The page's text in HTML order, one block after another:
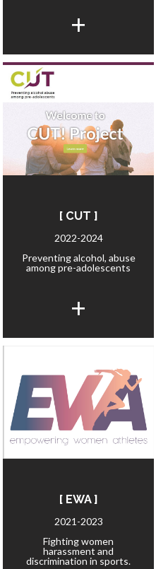
+
[ CUT ]
2022-2024
Preventing alcohol, abuse
among pre-adolescents
+
[ EWA ]
2021-2023
Fighting women
harassment and
discrimination in sports.